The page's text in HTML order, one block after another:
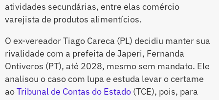
atividades secundárias, entre elas comércio
varejista de produtos alimentícios.
O ex-vereador Tiago Careca (PL) decidiu manter sua
rivalidade com a prefeita de Japeri, Fernanda
Ontiveros (PT), até 2028, mesmo sem mandato. Ele
analisou o caso com lupa e estuda levar o certame
aoTribunal de Contas do Estado (TCE), pois, para